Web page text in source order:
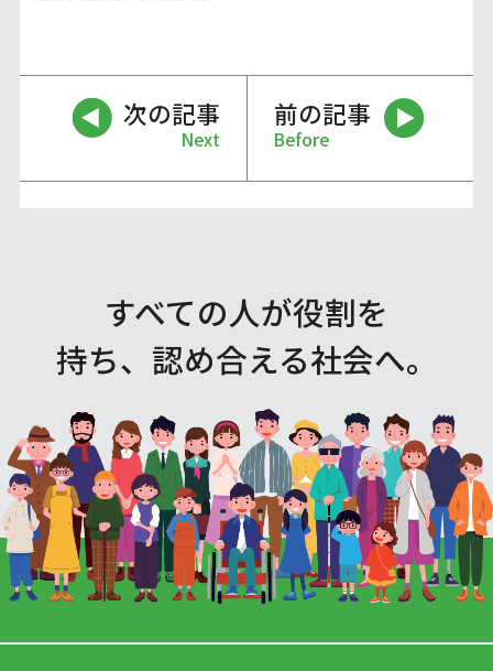
次の記事
Next
前の記事
Before
すべての人が役割を
持ち、認め合える社会へ。